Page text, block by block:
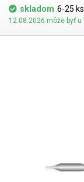
určené výlučne pre
navzájom
skladom 6-25 ks
12.08.2026 môže byť u